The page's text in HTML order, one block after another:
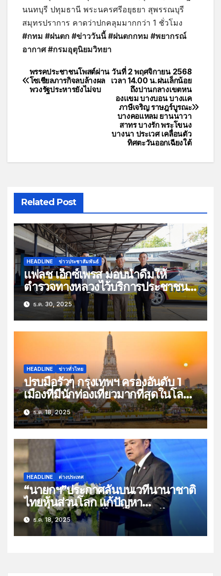
นนทบุรี ปทุมธานี พระนครศรีอยุธยา สุพรรณบุรี
สมุทรปราการ คาดว่าปกคลุมมากกว่า 1 ชั่วโมง
#กทม #ฝนตก #ข่าววันนี้ #ฝนตกกทม #พยากรณ์
อากาศ #กรมอุตุนิยมวิทยา
วันที่ 2 พฤศจิกายน 2568
เวลา 14.00 น.ฝนเล็กน้อย
ถึงปานกลางเขตหน
องเเขม บางบอน บางเเค
ภาษีเจริญ ราษฎร์บูรณะ
บางคอแหลม ยานนาวา
สาทร บางรัก พระโขนง
บางนา ประเวศ เคลื่อนตัว
ทิศตะวันออกเฉียงใต้
พรรคประชาชนโพสต์ผ่าน
โซเชียลภารกิจลบล้างผล
พวงรัฐประหารยังไม่จบ
Related Post
HEADLINE ข่าวประชาสัมพันธ์
แฟลช เอ็กซ์เพรส มอบน้ำดื่มให้
ตำรวจทางหลวงไว้บริการประชาชน
ช่วงเทศกาลปีใหม่
ธ.ค. 30, 2025
HEADLINE ข่าวทั่วไทย
ปรบมือรัวๆ กรุงเทพฯ ครองอันดับ 1
เมืองที่มีนักท่องเที่ยวมากที่สุดในโลก
ปี 2568 กว่า 30.3 ล้านคน
ธ.ค. 18, 2025
HEADLINE ต่างประเทศ
“นายกฯ”ประกาศลั่นบนเวทีนานาชาติ
ไทยหุ้นส่วนโลก แก้ปัญหา
อาชญากรรมออนไลน์ กัมพูชาไม่เข้า
ร่วมประชุม
ธ.ค. 18, 2025